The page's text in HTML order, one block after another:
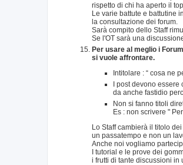
rispetto di chi ha aperto il
Le varie battute e battutine
la consultazione dei forum.
Sarà compito dello Staff
Se l'OT sarà una
Per usare al meglio i
si vuole affrontare.
Intitolare : “ cosa ne
I post devono essere
da anche fastidio
Non si fanno titoli
Es : non scrivere "
Lo Staff cambierà il titolo
un passatempo e non un
Anche noi vogliamo
I tutorial e le prove dei
i frutti di tante discussioni in